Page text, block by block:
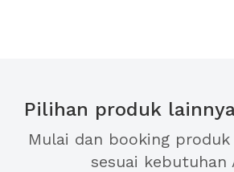
Pilihan produk
Mulai dan booking
sesuai kebutuhan